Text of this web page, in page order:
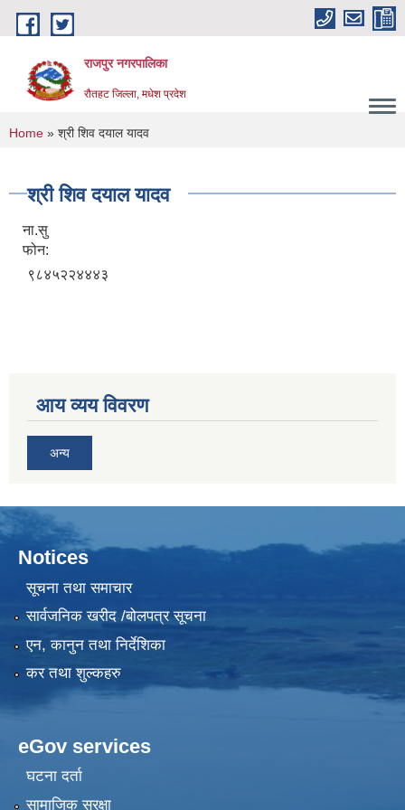
Skip to main content
राजपुर नगरपालिका
रौतहट जिल्ला, मधेश प्रदेश
You are here
Home » श्री शिव दयाल यादव
श्री शिव दयाल यादव
ना.सु
फोन:
९८४५२२४४४३
आय व्यय विवरण
अन्य
Notices
सूचना तथा समाचार
सार्वजनिक खरीद /बोलपत्र सूचना
एन, कानुन तथा निर्देशिका
कर तथा शुल्कहरु
eGov services
घटना दर्ता
सामाजिक सुरक्षा